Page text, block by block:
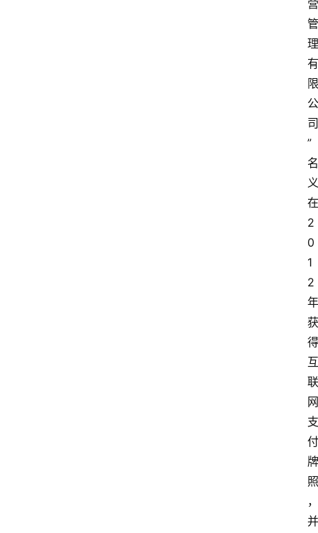
营
管
理
有
限
公
司
”
名
义
在
2
0
1
2
年
获
得
互
联
网
支
付
牌
照
，
并